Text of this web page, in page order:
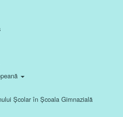
Școlar în Școala Gimnazială